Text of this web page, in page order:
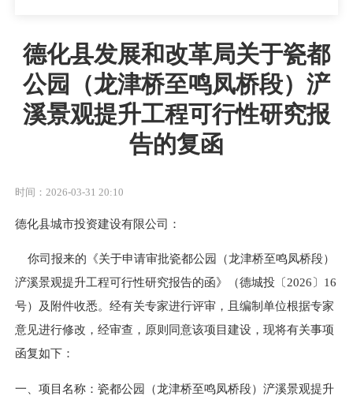
德化县发展和改革局关于瓷都
公园（龙津桥至鸣凤桥段）浐
溪景观提升工程可行性研究报
告的复函
时间：2026-03-31 20:10
德化县城市投资建设有限公司：
你司报来的《关于申请审批瓷都公园（龙津桥至鸣凤桥段）
浐溪景观提升工程可行性研究报告的函》（德城投〔2026〕 16
号）及附件收悉。经有关专家进行评审 ，且 编制单位根据专家
意见进行修改，经审查，原则同意该项目建设，现将有关事项
函复如下：
一、项目名称：瓷都公园（龙津桥至鸣凤桥段）浐溪景观提升